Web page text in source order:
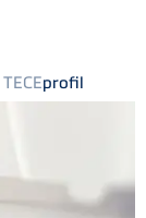
TECEprofil